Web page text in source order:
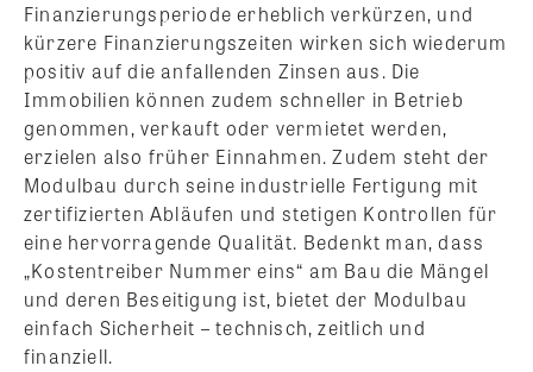
Finanzierungsperiode erheblich verkürzen, und
kürzere Finanzierungszeiten wirken sich wiederum
positiv auf die anfallenden Zinsen aus. Die
Immobilien können zudem schneller in Betrieb
genommen, verkauft oder vermietet werden,
erzielen also früher Einnahmen. Zudem steht der
Modulbau durch seine industrielle Fertigung mit
zertifizierten Abläufen und stetigen Kontrollen für
eine hervorragende Qualität. Bedenkt man, dass
„Kostentreiber Nummer eins“ am Bau die Mängel
und deren Beseitigung ist, bietet der Modulbau
einfach Sicherheit – technisch, zeitlich und
finanziell.